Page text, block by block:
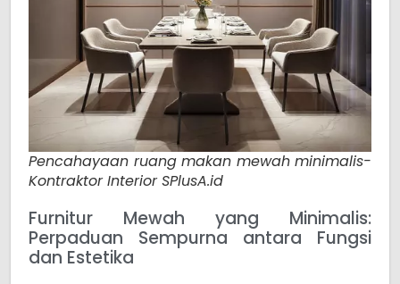
Pencahayaan ruang makan mewah minimalis-
Kontraktor Interior SPlusA.id
Furnitur Mewah yang Minimalis:
Perpaduan Sempurna antara Fungsi
dan Estetika